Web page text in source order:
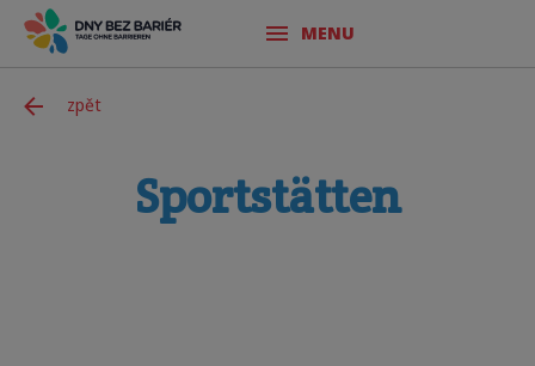
MENU
zpět
Sportstätten